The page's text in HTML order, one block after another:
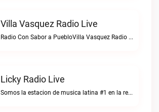
Villa Vasquez Radio Live
Radio Con Sabor a PuebloVilla Vasquez Radio live
Licky Radio Live
Somos la estacion de musica latina #1 en la red.Licky Radio live